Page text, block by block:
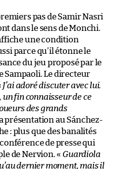
pas de Samir Nasri
dans le sens de Monchi.
une condition
parce qu’il étonne le
du jeu proposé par le
Sampaoli. Le directeur
J’ai adoré discuter avec lui.
un fin connaisseur de ce
des grands
présentation au Sánchez-
: plus que des banalités
de presse qui
de Nervion. « Guardiola
dernier moment, mais il